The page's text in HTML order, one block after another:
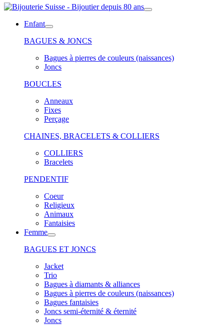
Enfant
BAGUES & JONCS
Bagues à pierres de couleurs (naissances)
Joncs
BOUCLES
Anneaux
Fixes
Perçage
CHAINES, BRACELETS & COLLIERS
COLLIERS
Bracelets
PENDENTIF
Coeur
Religieux
Animaux
Fantaisies
Femme
BAGUES ET JONCS
Jacket
Trio
Bagues à diamants & alliances
Bagues à pierres de couleurs (naissances)
Bagues fantaisies
Joncs semi-éternité & éternité
Joncs